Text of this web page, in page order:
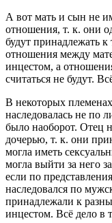
А вот мать и сын не
отношения, т. к. они
будут принадлежать
отношения между
инцестом, а
считаться не будут.
В некоторых
наследовалась не по
было наоборот. Отец
дочерью, т. к. они
могла иметь
могла выйти за него
если по
наследовался по
принадлежали к
инцестом. Всё дело в